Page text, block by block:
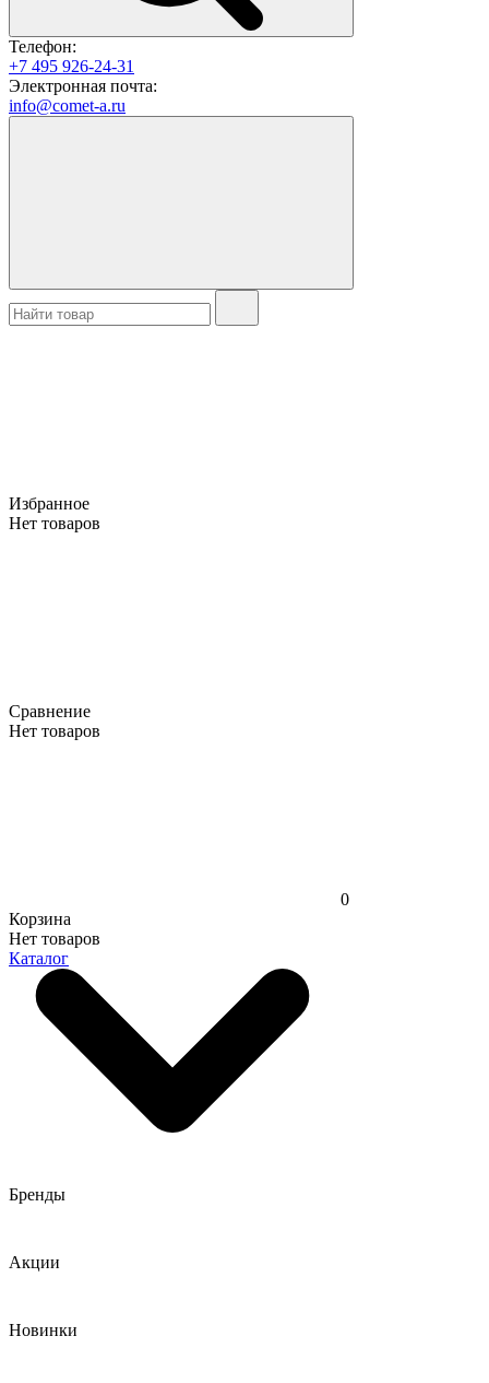
Телефон:
+7 495 926-24-31
Электронная почта:
info@comet-a.ru
Избранное
Нет товаров
Сравнение
Нет товаров
0
Корзина
Нет товаров
Каталог
Бренды
Акции
Новинки